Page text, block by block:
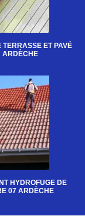
TERRASSE ET PAVÉ
ARDÈCHE
HYDROFUGE DE
07 ARDÈCHE